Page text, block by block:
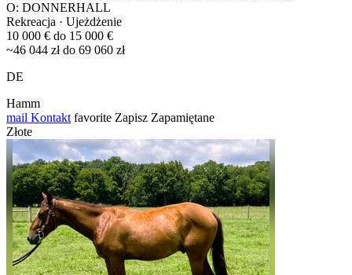
O: DONNERHALL
Rekreacja · Ujeżdżenie
10 000 € do 15 000 €
~46 044 zł do 69 060 zł
DE
Hamm
mail Kontakt favorite Zapisz Zapamiętane
Złote